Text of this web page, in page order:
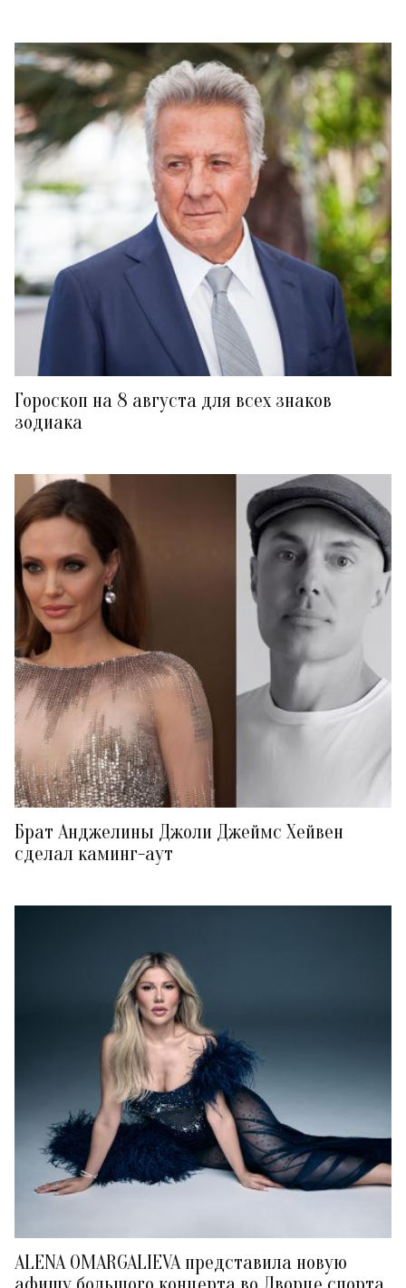
Гороскоп на 8 августа для всех знаков
зодиака
Брат Анджелины Джоли Джеймс Хейвен
сделал каминг-аут
ALENA OMARGALIEVA представила новую